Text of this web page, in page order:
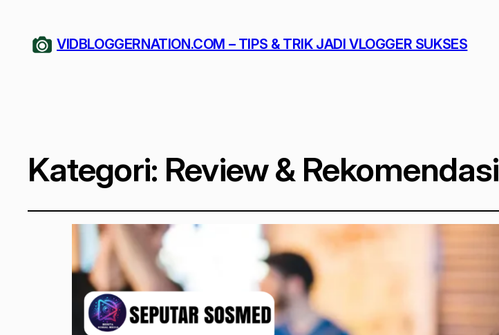
VIDBLOGGERNATION.COM – TIPS & TRIK JADI VLOGGER SUKSES
Kategori: Review & Rekomendasi